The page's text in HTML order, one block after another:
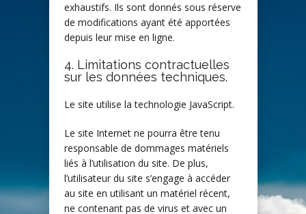
exhaustifs. Ils sont donnés sous réserve
de modifications ayant été apportées
depuis leur mise en ligne.
4. Limitations contractuelles
sur les données techniques.
Le site utilise la technologie JavaScript.
Le site Internet ne pourra être tenu
responsable de dommages matériels
liés à l’utilisation du site. De plus,
l’utilisateur du site s’engage à accéder
au site en utilisant un matériel récent,
ne contenant pas de virus et avec un